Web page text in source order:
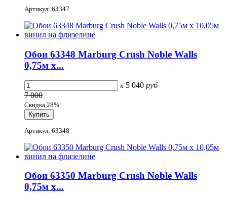
Артикул: 63347
Обои 63348 Marburg Crush Noble Walls
0,75м x...
x 5 040 руб
7 000
Скидка 28%
Артикул: 63348
Обои 63350 Marburg Crush Noble Walls
0,75м x...